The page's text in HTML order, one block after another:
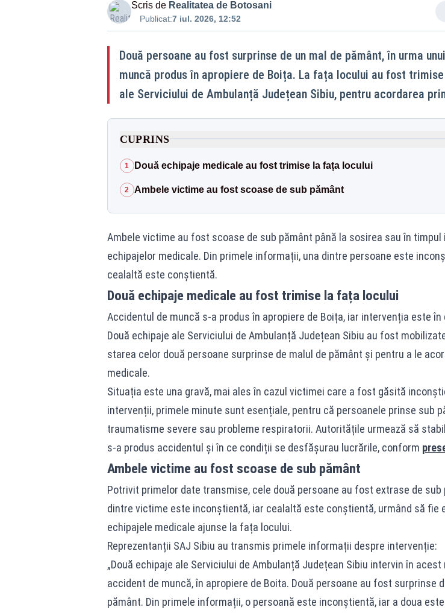
Scris de Realitatea de Botosani
Publicat:7 iul. 2026, 12:52
Două persoane au fost surprinse de un mal de pământ, în urma
muncă produs în apropiere de Boița. La fața locului au fost
ale Serviciului de Ambulanță Județean Sibiu, pentru acordarea
CUPRINS
1 Două echipaje medicale au fost trimise la fața locului
2 Ambele victime au fost scoase de sub pământ
Ambele victime au fost scoase de sub pământ până la sosirea sau în
echipajelor medicale. Din primele informații, una dintre persoane este
cealaltă este conștientă.
Două echipaje medicale au fost trimise la fața locului
Accidentul de muncă s-a produs în apropiere de Boița, iar intervenția este
Două echipaje ale Serviciului de Ambulanță Județean Sibiu au fost
starea celor două persoane surprinse de malul de pământ și pentru a le
medicale.
Situația este una gravă, mai ales în cazul victimei care a fost găsită
intervenții, primele minute sunt esențiale, pentru că persoanele prinse sub
traumatisme severe sau probleme respiratorii. Autoritățile urmează să
s-a produs accidentul și în ce condiții se desfășurau lucrările, conform
Ambele victime au fost scoase de sub pământ
Potrivit primelor date transmise, cele două persoane au fost extrase de sub
dintre victime este inconștientă, iar cealaltă este conștientă, urmând să fie
echipajele medicale ajunse la fața locului.
Reprezentanții SAJ Sibiu au transmis primele informații despre intervenție:
„Două echipaje ale Serviciului de Ambulanță Județean Sibiu intervin în acest
accident de muncă, în apropiere de Boita. Două persoane au fost surprinse
pământ. Din primele informații, o persoană este inconștientă, iar a doua este